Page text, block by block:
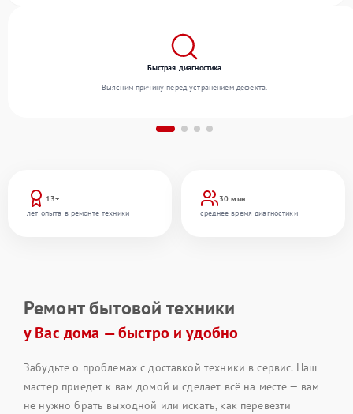
13+
лет опыта в ремонте техники
30 мин
среднее время диагностики
Быстрая диагностика
Выясним причину перед устранением дефекта.
Ремонт бытовой техники
у Вас дома — быстро и удобно
Забудьте о проблемах с доставкой техники в сервис. Наш
мастер приедет к вам домой и сделает всё на месте — вам
не нужно брать выходной или искать, как перевезти